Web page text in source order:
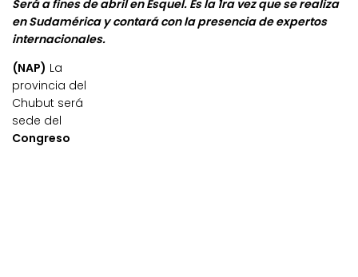
Será a fines de abril en Esquel. Es la 1ra vez que se realiza
en Sudamérica y contará con la presencia de expertos
internacionales.
(NAP) La
provincia del
Chubut será
sede del
Congreso